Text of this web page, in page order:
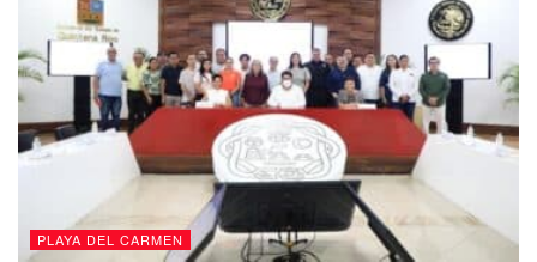
dirección artística de Tony Berber, creador del proyecto
“México en la piel”.
Tags: Playa del Carmen
PLAYA DEL CARMEN